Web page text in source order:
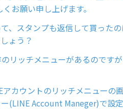
お願い申し上げます。
、スタンプも返信して貰った
ょう？
リッチメニューがあるのです
アカウントのリッチメニューの
(LINE Account Maneger)で設